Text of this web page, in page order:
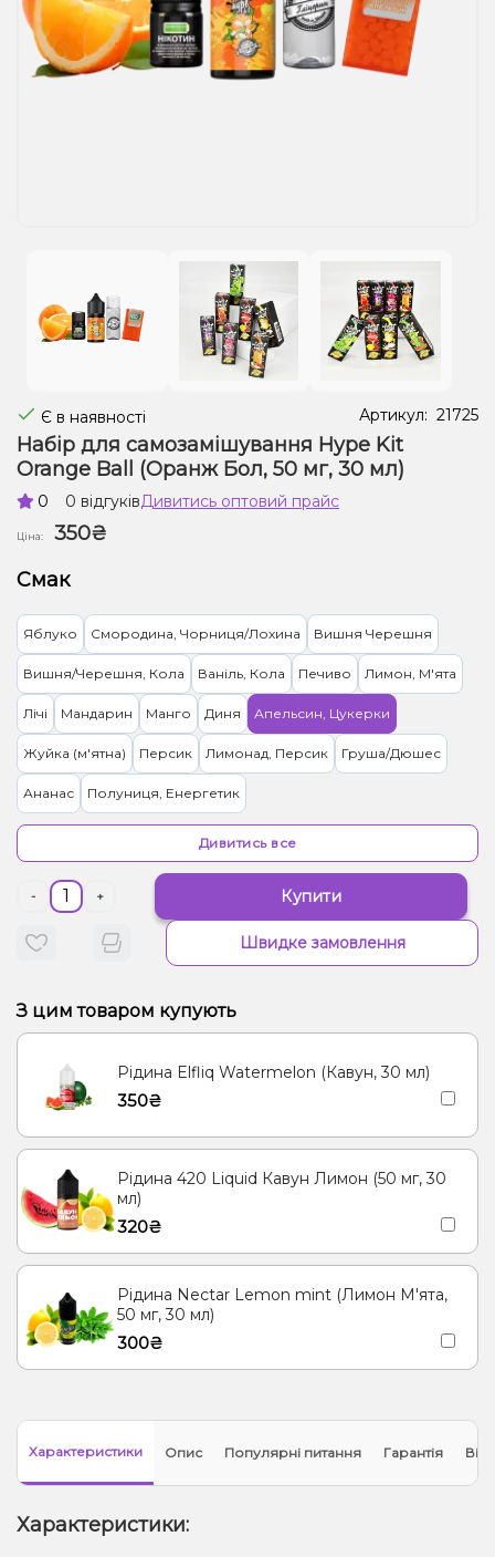
Рідини для електронних сигарет
Подарункові набори
Є в наявності Артикул: 21725
Набір для самозамішування Hype Kit
Orange Ball (Оранж Бол, 50 мг, 30 мл)
0 0 відгуківДивитись оптовий прайс
Ціна:
350₴
Смак
Яблуко Смородина, Чорниця/Лохина Вишня Черешня
Вишня/Черешня, Кола Ваніль, Кола Печиво Лимон, М'ята
Лічі Мандарин Манго Диня Апельсин, Цукерки
Жуйка (м'ятна) Персик Лимонад, Персик Груша/Дюшес
Ананас Полуниця, Енергетик
Абрикос Гранат Полуниця Кактус, Лайм
Кокос, Манго Морозиво, Чорниця/Лохина
Грейпфрут М'ята Ківі, Полуниця Виноград, Манго
Дивитись все
- + Купити
Швидке замовлення
З цим товаром купують
Рідина Elfliq Watermelon (Кавун, 30 мл)
350₴
Рідина 420 Liquid Кавун Лимон (50 мг, 30
мл)
320₴
Рідина Nectar Lemon mint (Лимон М'ята,
50 мг, 30 мл)
300₴
Характеристики Опис Популярні питання Гарантія
Характеристики: